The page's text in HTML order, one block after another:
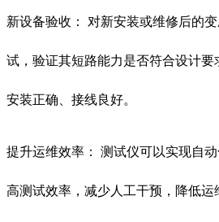
新设备验收： 对新安装或维修后的
试，验证其短路能力是否符合设计
安装正确、接线良好。
提升运维效率： 测试仪可以实现自
高测试效率，减少人工干预，降低